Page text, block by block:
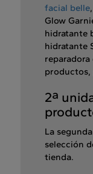
facial belle
Glow
hidratante
hidratante
productos,
2ª
La
selección
tienda.